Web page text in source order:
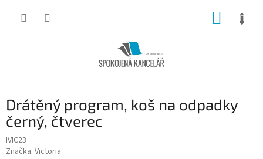
Drátěný program, koš na odpadky
černý, čtverec
IVIC23
Značka: Victoria